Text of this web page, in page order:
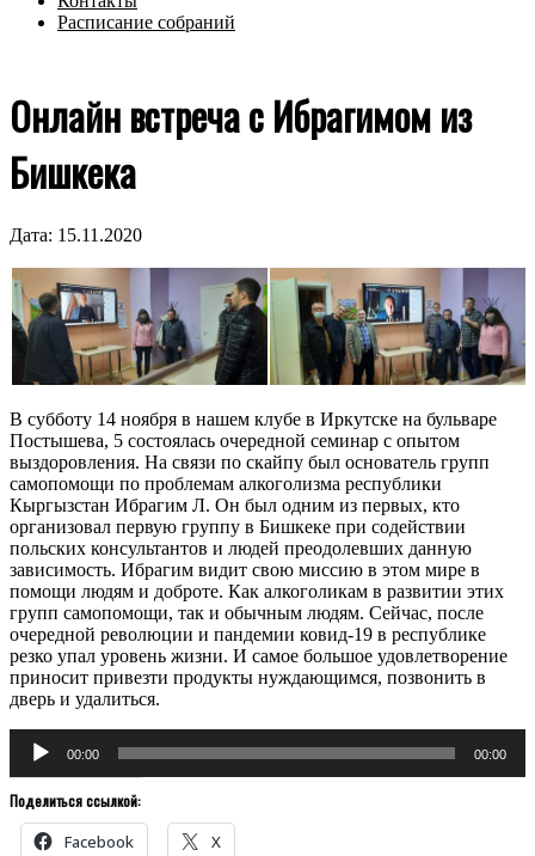
Расписание собраний
Онлайн встреча с Ибрагимом из
Бишкека
Дата: 15.11.2020
В субботу 14 ноября в нашем клубе в Иркутске на бульваре
Постышева, 5 состоялась очередной семинар с опытом
выздоровления. На связи по скайпу был основатель групп
самопомощи по проблемам алкоголизма республики
Кыргызстан Ибрагим Л. Он был одним из первых, кто
организовал первую группу в Бишкеке при содействии
польских консультантов и людей преодолевших данную
зависимость. Ибрагим видит свою миссию в этом мире в
помощи людям и доброте. Как алкоголикам в развитии этих
групп самопомощи, так и обычным людям. Сейчас, после
очередной революции и пандемии ковид-19 в республике
резко упал уровень жизни. И самое большое удовлетворение
приносит привезти продукты нуждающимся, позвонить в
дверь и удалиться.
Аудиоплеер
00:00 00:00
Поделиться ссылкой:
Facebook X